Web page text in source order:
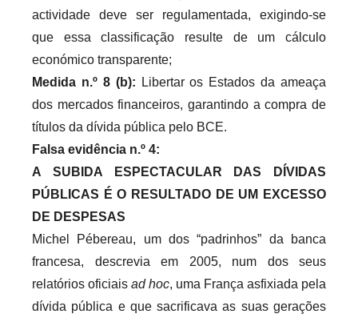
actividade deve ser regulamentada, exigindo-se
que essa classificação resulte de um cálculo
económico transparente;
Medida n.º 8 (b): Libertar os Estados da ameaça
dos mercados financeiros, garantindo a compra de
títulos da dívida pública pelo BCE.
Falsa evidência n.º 4:
A SUBIDA ESPECTACULAR DAS DÍVIDAS
PÚBLICAS É O RESULTADO DE UM EXCESSO
DE DESPESAS
Michel Pébereau, um dos “padrinhos” da banca
francesa, descrevia em 2005, num dos seus
relatórios oficiais ad hoc, uma França asfixiada pela
dívida pública e que sacrificava as suas gerações